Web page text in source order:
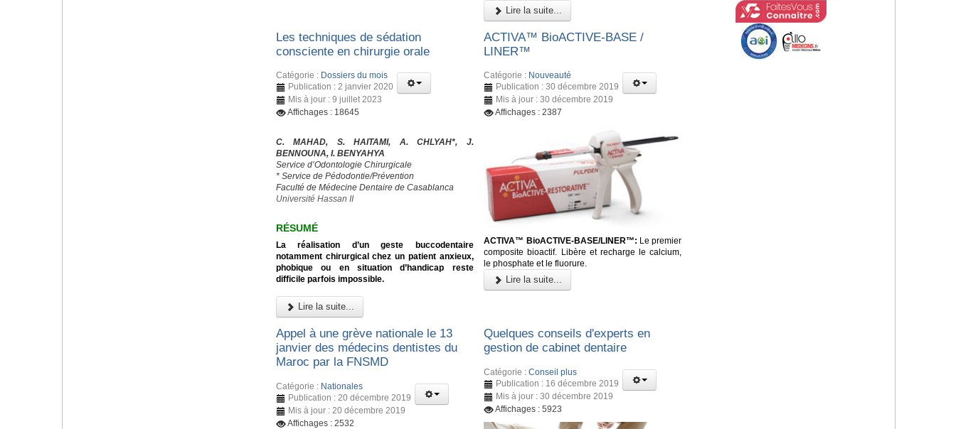
Lire la suite...
Les techniques de sédation
consciente en chirurgie orale
Catégorie : Dossiers du mois
Publication : 2 janvier 2020
Mis à jour : 9 juillet 2023
Affichages : 18645
C. MAHAD, S. HAITAMI, A. CHLYAH*, J.
BENNOUNA, I. BENYAHYA
Service d’Odontologie Chirurgicale
* Service de Pédodontie/Prévention
Faculté de Médecine Dentaire de Casablanca
Université Hassan II
RÉSUMÉ
La réalisation d’un geste buccodentaire
notamment chirurgical chez un patient anxieux,
phobique ou en situation d’handicap reste
difficile parfois impossible.
Lire la suite...
ACTIVA™ BioACTIVE-BASE /
LINER™
Catégorie : Nouveauté
Publication : 30 décembre 2019
Mis à jour : 30 décembre 2019
Affichages : 2387
ACTIVA™ BioACTIVE-BASE/LINER™: Le premier
composite bioactif. Libère et recharge le calcium,
le phosphate et le fluorure.
Lire la suite...
Appel à une grève nationale le 13
janvier des médecins dentistes du
Maroc par la FNSMD
Catégorie : Nationales
Publication : 20 décembre 2019
Mis à jour : 20 décembre 2019
Affichages : 2532
Quelques conseils d'experts en
gestion de cabinet dentaire
Catégorie :Conseil plus
Publication : 16 décembre 2019
Mis à jour : 30 décembre 2019
Affichages : 5923